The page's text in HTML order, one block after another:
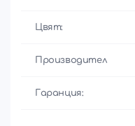
Цвят:
Производител
Гаранция: